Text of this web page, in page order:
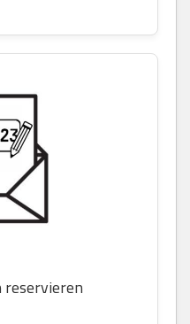
reservieren